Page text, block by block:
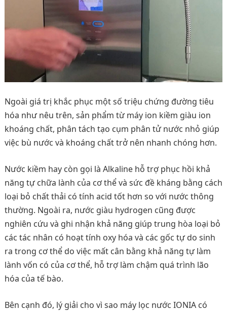
Ngoài giá trị khắc phục một số triệu chứng đường tiêu
hóa như nêu trên, sản phẩm từ máy ion kiềm giàu ion
khoáng chất, phân tách tạo cụm phân tử nước nhỏ giúp
việc bù nước và khoáng chất trở nên nhanh chóng hơn.
Nước kiềm hay còn gọi là Alkaline hỗ trợ phục hồi khả
năng tự chữa lành của cơ thể và sức đề kháng bằng cách
loại bỏ chất thải có tính acid tốt hơn so với nước thông
thường. Ngoài ra, nước giàu hydrogen cũng được
nghiên cứu và ghi nhận khả năng giúp trung hòa loại bỏ
các tác nhân có hoạt tính oxy hóa và các gốc tự do sinh
ra trong cơ thể do việc mất cân bằng khả năng tự làm
lành vốn có của cơ thể, hỗ trợ làm chậm quá trình lão
hóa của tế bào.
Bên cạnh đó, lý giải cho vì sao máy lọc nước IONIA có